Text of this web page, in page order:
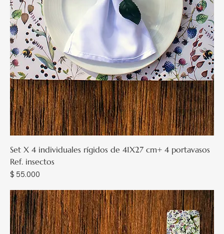
Set X 4 individuales rígidos de 41X27 cm+ 4 portavasos
Ref. insectos
Precio
$ 55.000